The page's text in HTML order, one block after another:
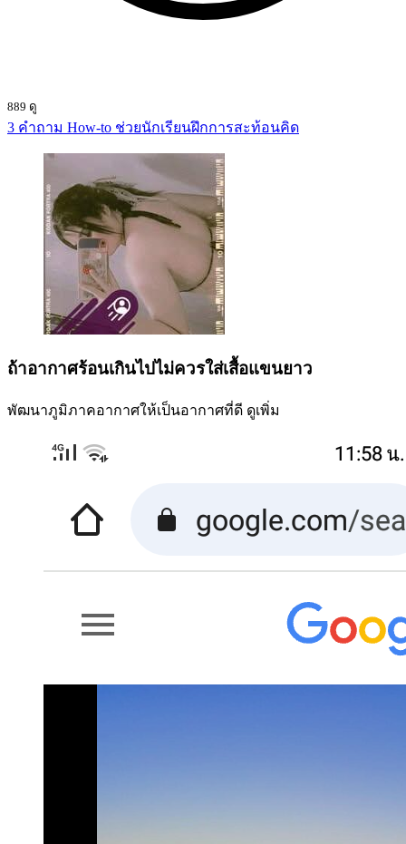
889 ดู
3 คำถาม How-to ช่วยนักเรียนฝึกการสะท้อนคิด
ถ้าอากาศร้อนเกินไปไม่ควรใส่เสื้อแขนยาว
พัฒนาภูมิภาคอากาศให้เป็นอากาศที่ดี ดูเพิ่ม